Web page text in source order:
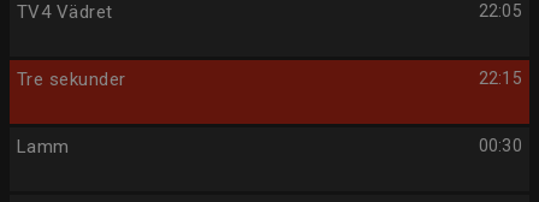
22:05
TV4 Vädret
22:15
Tre sekunder
00:30
Lamm